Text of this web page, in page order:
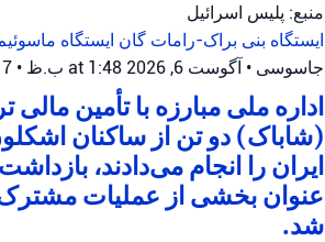
منبع: پلیس اسرائیل
ایستگاه بنی براک-رامات گان ایستگاه
جاسوسی • آگوست 6, 2026 at 1:48 ب.ظ •
17
اداره ملی مبارزه با تأمین
(شاباک) دو تن از ساکنان
ایران را انجام می‌دادند،
عنوان بخشی از عملیات مشترک
شد.